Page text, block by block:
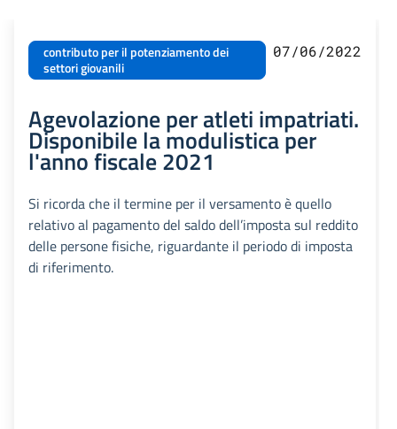
contributo per il potenziamento dei
settori giovanili
07/06/2022
Agevolazione per atleti impatriati.
Disponibile la modulistica per
l'anno fiscale 2021
Si ricorda che il termine per il versamento è quello
relativo al pagamento del saldo dell’imposta sul reddito
delle persone fisiche, riguardante il periodo di imposta
di riferimento.